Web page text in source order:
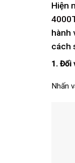
Hiện
hành
cách
1. Đối
Nhấn